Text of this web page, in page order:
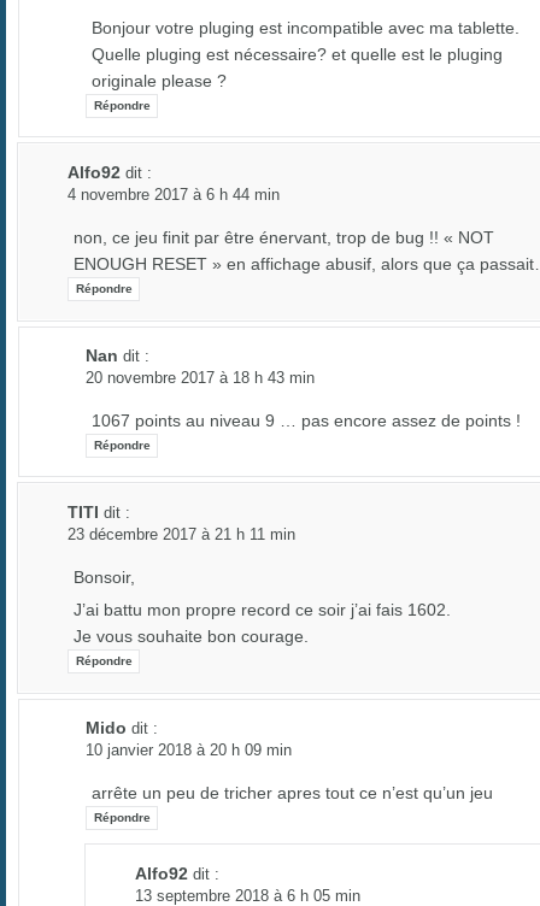
Bonjour votre pluging est incompatible avec ma tablette.
Quelle pluging est nécessaire? et quelle est le pluging
originale please ?
Répondre
Alfo92 dit :
4 novembre 2017 à 6 h 44 min
non, ce jeu finit par être énervant, trop de bug !! « NOT
ENOUGH RESET » en affichage abusif, alors que ça
Répondre
Nan dit :
20 novembre 2017 à 18 h 43 min
1067 points au niveau 9 … pas encore assez de points !
Répondre
TITI dit :
23 décembre 2017 à 21 h 11 min
Bonsoir,
J’ai battu mon propre record ce soir j’ai fais 1602.
Je vous souhaite bon courage.
Répondre
Mido dit :
10 janvier 2018 à 20 h 09 min
arrête un peu de tricher apres tout ce n’est qu’un jeu
Répondre
Alfo92 dit :
13 septembre 2018 à 6 h 05 min